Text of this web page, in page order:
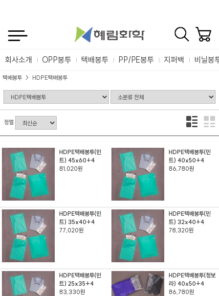
회사소개 OPP봉투 택배봉투 PP/PE봉투 지퍼백 비닐봉
택배봉투 HDPE택배봉투
정렬
HDPE택배봉투(민
트) 45x60+4
81,020원
HDPE택배봉투(민
트) 40x50+4
86,780원
HDPE택배봉투(민
트) 35x40+4
77,020원
HDPE택배봉투(민
트) 32x40+4
78,320원
HDPE택배봉투(민
트) 25x35+4
83,330원
HDPE택배봉투(청보
라) 40x50+4
86,780원